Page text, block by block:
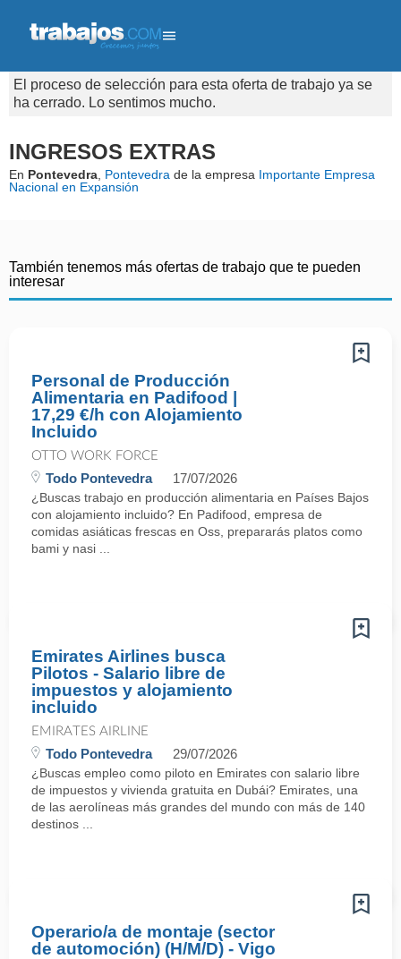
El proceso de selección para esta oferta de trabajo ya se
ha cerrado. Lo sentimos mucho.
INGRESOS EXTRAS
En Pontevedra Pontevedra de la empresa Importante Empresa
Nacional en Expansión
También tenemos más ofertas de trabajo que te pueden
interesar
Personal de Producción
Alimentaria en Padifood |
17,29 €/h con Alojamiento
Incluido
OTTO WORK FORCE
Todo Pontevedra 17/07/2026
¿Buscas trabajo en producción alimentaria en Países Bajos
con alojamiento incluido? En Padifood, empresa de
comidas asiáticas frescas en Oss, prepararás platos como
bami y nasi ...
Emirates Airlines busca
Pilotos - Salario libre de
impuestos y alojamiento
incluido
EMIRATES AIRLINE
Todo Pontevedra 29/07/2026
¿Buscas empleo como piloto en Emirates con salario libre
de impuestos y vivienda gratuita en Dubái? Emirates, una
de las aerolíneas más grandes del mundo con más de 140
destinos ...
Operario/a de montaje (sector
de automoción) (H/M/D) - Vigo